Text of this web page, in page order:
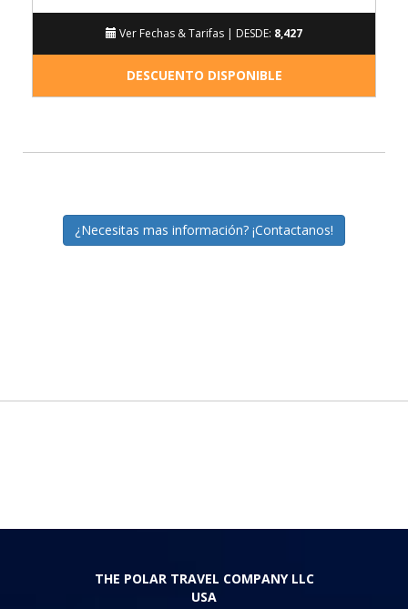
Ver Fechas & Tarifas | DESDE: 8,427
DESCUENTO DISPONIBLE
¿Necesitas mas información? ¡Contactanos!
THE POLAR TRAVEL COMPANY LLC
USA